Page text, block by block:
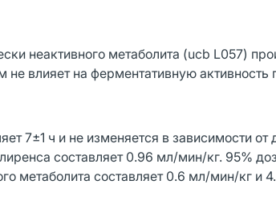
неактивного метаболита (ucb L057)
не влияет на ферментативную активность
7±1 ч и не изменяется в зависимости
составляет 0.96 мл/мин/кг. 95%
метаболита составляет 0.6 мл/мин/кг и